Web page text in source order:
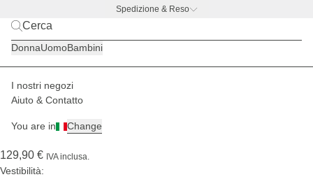
Spedizione & Reso
DonnaUomoBambini
I nostri negozi
Aiuto & Contatto
You are in Change
Donna Occhiali da sole
Per
taglie
di
testa
129,90 € IVA inclusa.
Vestibilità: